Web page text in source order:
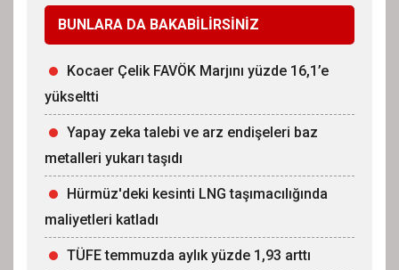
BUNLARA DA BAKABİLİRSİNİZ
Kocaer Çelik FAVÖK Marjını yüzde 16,1’e
yükseltti
Yapay zeka talebi ve arz endişeleri baz
metalleri yukarı taşıdı
Hürmüz'deki kesinti LNG taşımacılığında
maliyetleri katladı
TÜFE temmuzda aylık yüzde 1,93 arttı